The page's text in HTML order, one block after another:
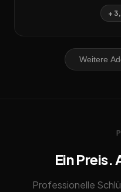
+
Weitere
Ein Preis.
Professionelle